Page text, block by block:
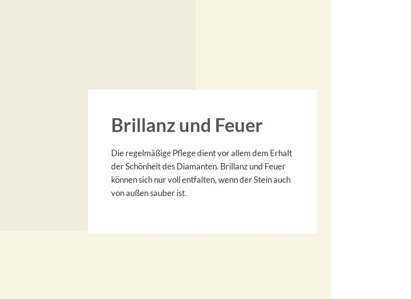
Brillanz und Feuer
Die regelmäßige Pflege dient vor allem dem Erhalt
der Schönheit des Diamanten. Brillanz und Feuer
können sich nur voll entfalten, wenn der Stein auch
von außen sauber ist.